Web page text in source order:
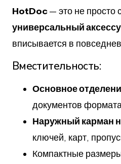
HotDoc— это не просто
универсальный
вписывается в
Вместительность:
Основное
документов
Наружный карман
ключей, карт,
Компактные